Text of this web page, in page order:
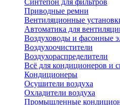
Синтепон для фильтров
Приводные ремни
Вентиляционные
Автоматика для
Воздуховоды и фасонные
Воздухоочистители
Воздухораспределители
Всё для кондиционеров и
Кондиционеры
Осушители воздуха
Охладители воздуха
Промышленные